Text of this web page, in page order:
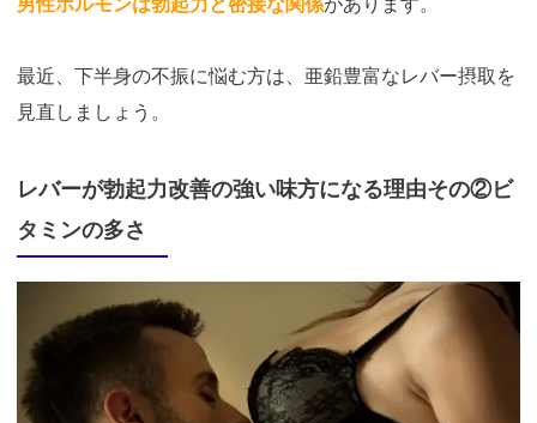
最近、下半身の不振に悩む方は、亜鉛豊富なレバー摂取を
見直しましょう。
レバーが勃起力改善の強い味方になる理由その②ビ
タミンの多さ